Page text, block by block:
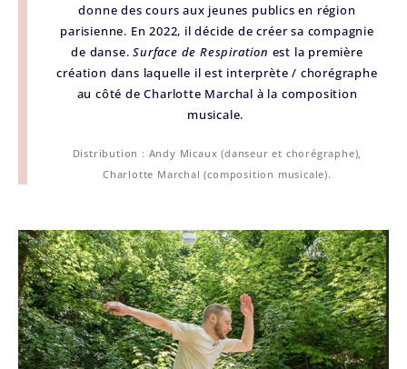
donne des cours aux jeunes publics en région
parisienne. En 2022, il décide de créer sa compagnie
de danse.Surface de Respiration est la première
création dans laquelle il est interprète / chorégraphe
au côté de Charlotte Marchal à la composition
musicale.
Distribution : Andy Micaux (danseur et chorégraphe),
Charlotte Marchal (composition musicale).